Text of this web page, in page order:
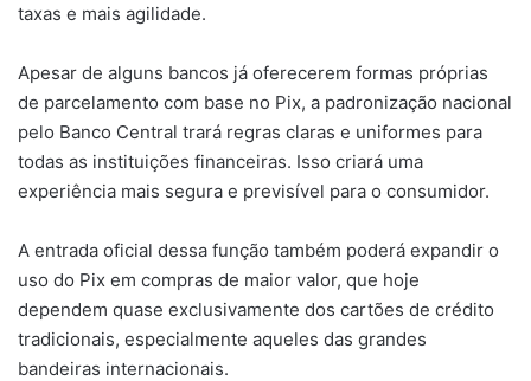
taxas e mais agilidade.
Apesar de alguns bancos já oferecerem formas próprias
de parcelamento com base no Pix, a padronização nacional
pelo Banco Central trará regras claras e uniformes para
todas as instituições financeiras. Isso criará uma
experiência mais segura e previsível para o consumidor.
A entrada oficial dessa função também poderá expandir o
uso do Pix em compras de maior valor, que hoje
dependem quase exclusivamente dos cartões de crédito
tradicionais, especialmente aqueles das grandes
bandeiras internacionais.